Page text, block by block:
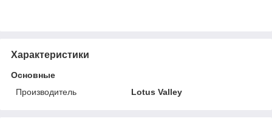
Характеристики
Основные
Производитель
Lotus Valley